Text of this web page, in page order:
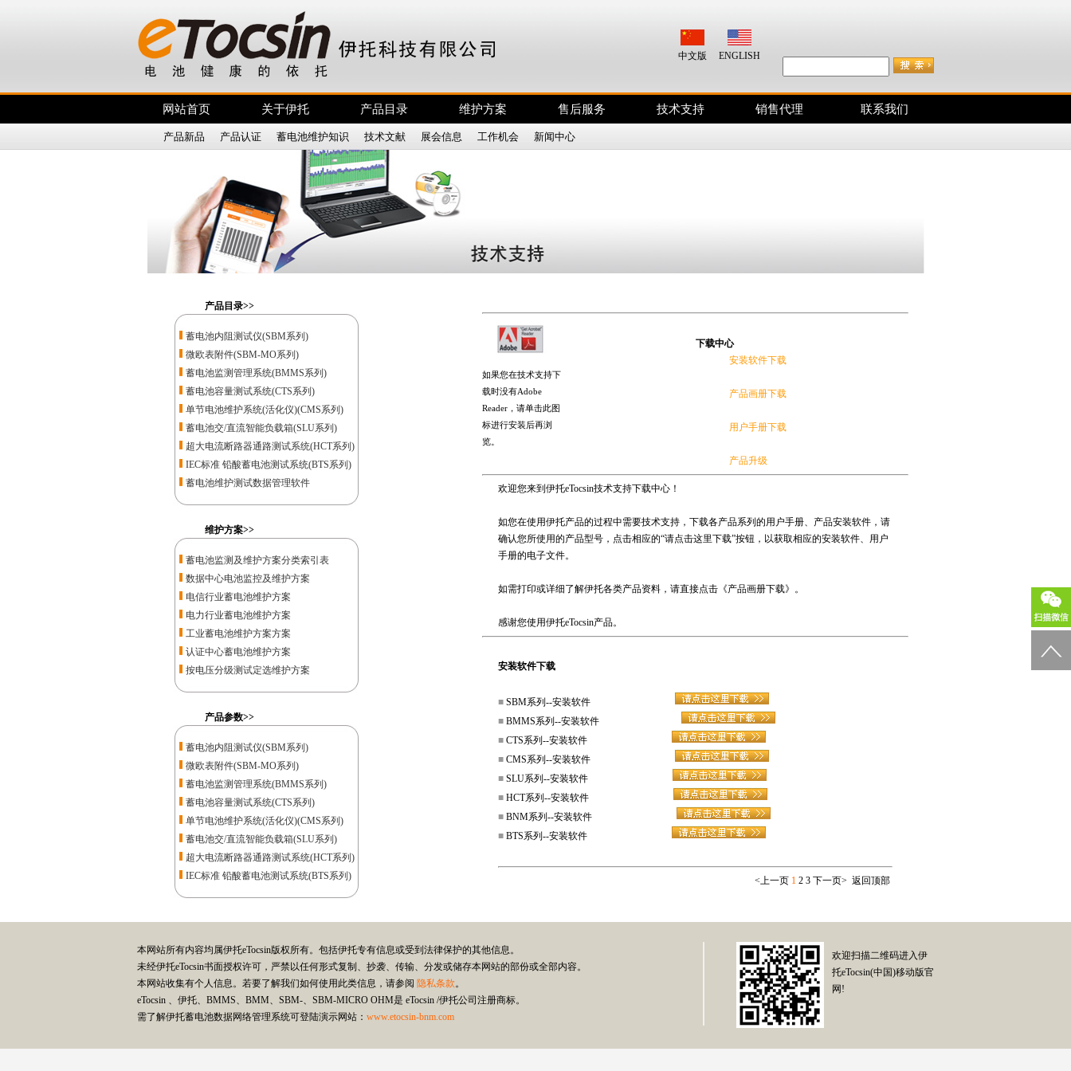
中文版 ENGLISH
网站首页 关于伊托 产品目录 维护方案 售后服务 技术支持 销售代理 联系我们
产品新品 产品认证 蓄电池维护知识 技术文献 展会信息 工作机会 新闻中心
产品目录>>
蓄电池内阻测试仪(SBM系列)
微欧表附件(SBM-MO系列)
蓄电池监测管理系统(BMMS系列)
蓄电池容量测试系统(CTS系列)
单节电池维护系统(活化仪)(CMS系列)
蓄电池交/直流智能负载箱(SLU系列)
超大电流断路器通路测试系统(HCT系列)
IEC标准 铅酸蓄电池测试系统(BTS系列)
蓄电池维护测试数据管理软件
维护方案>>
蓄电池监测及维护方案分类索引表
数据中心电池监控及维护方案
电信行业蓄电池维护方案
电力行业蓄电池维护方案
工业蓄电池维护方案方案
认证中心蓄电池维护方案
按电压分级测试定选维护方案
产品参数>>
蓄电池内阻测试仪(SBM系列)
微欧表附件(SBM-MO系列)
蓄电池监测管理系统(BMMS系列)
蓄电池容量测试系统(CTS系列)
单节电池维护系统(活化仪)(CMS系列)
蓄电池交/直流智能负载箱(SLU系列)
超大电流断路器通路测试系统(HCT系列)
IEC标准 铅酸蓄电池测试系统(BTS系列)
如果您在技术支持下
载时没有Adobe
Reader，请单击此图
标进行安装后再浏
览。
下载中心
安装软件下载
产品画册下载
用户手册下载
产品升级
欢迎您来到伊托eTocsin技术支持下载中心！
如您在使用伊托产品的过程中需要技术支持，下载各产品系列的用户手册、产品安装软件，请
确认您所使用的产品型号，点击相应的“请点击这里下载”按钮，以获取相应的安装软件、用户
手册的电子文件。
如需打印或详细了解伊托各类产品资料，请直接点击《产品画册下载》。
感谢您使用伊托eTocsin产品。
安装软件下载
■SBM系列--安装软件
■BMMS系列--安装软件
■CTS系列--安装软件
■CMS系列--安装软件
■SLU系列--安装软件
■HCT系列--安装软件
■BNM系列--安装软件
■BTS系列--安装软件
<上一页 1 2 3 下一页> 返回顶部
本网站所有内容均属伊托eTocsin版权所有。包括伊托专有信息或受到法律保护的其他信息。
未经伊托eTocsin书面授权许可，严禁以任何形式复制、抄袭、传输、分发或储存本网站的部份或全部内容。
本网站收集有个人信息。若要了解我们如何使用此类信息，请参阅 隐私条款。
eTocsin 、伊托、BMMS、BMM、SBM-、SBM-MICRO OHM是 eTocsin /伊托公司注册商标。
需了解伊托蓄电池数据网络管理系统可登陆演示网站： www.etocsin-bnm.com
欢迎扫描二维码进入伊
托eTocsin(中国)移动版官
网!